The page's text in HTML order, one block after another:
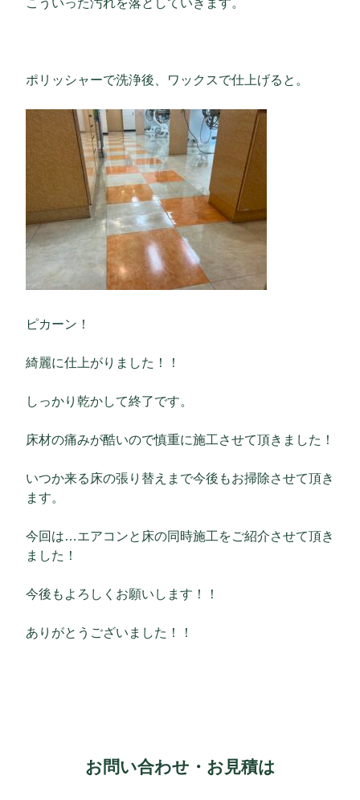
ポリッシャーで洗浄後、ワックスで仕上げると。
ピカーン！
綺麗に仕上がりました！！
しっかり乾かして終了です。
床材の痛みが酷いので慎重に施工させて頂きました！
いつか来る床の張り替えまで今後もお掃除させて頂き
ます。
今回は…エアコンと床の同時施工をご紹介させて頂き
ました！
今後もよろしくお願いします！！
ありがとうございました！！
お問い合わせ・お見積は